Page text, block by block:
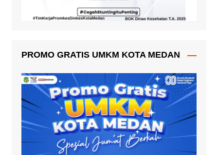
PROMO GRATIS UMKM KOTA MEDAN